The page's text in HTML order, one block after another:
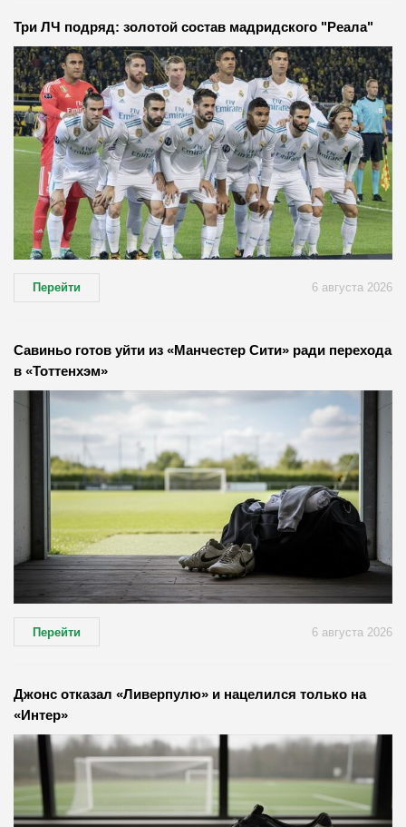
Три ЛЧ подряд: золотой состав мадридского "Реала"
Перейти 6 августа 2026
Савиньо готов уйти из «Манчестер Сити» ради перехода
в «Тоттенхэм»
Перейти 6 августа 2026
Джонс отказал «Ливерпулю» и нацелился только на
«Интер»